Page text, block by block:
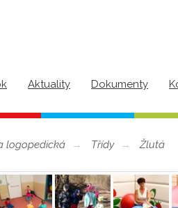
Aktuality Dokumenty
logopedická Třídy Žlutá